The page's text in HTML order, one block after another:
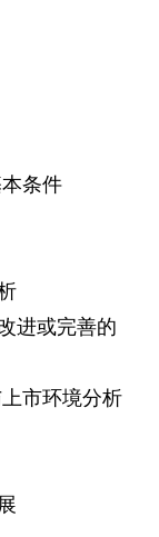
条件
进或完善的
市环境分析